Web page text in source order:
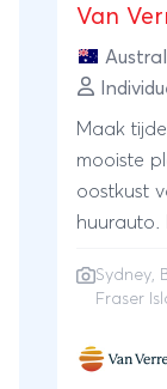
Van
Maak
mooiste
oostkust
huurauto.
Blue
Noosa
bezoek
Sydney,
Fraser